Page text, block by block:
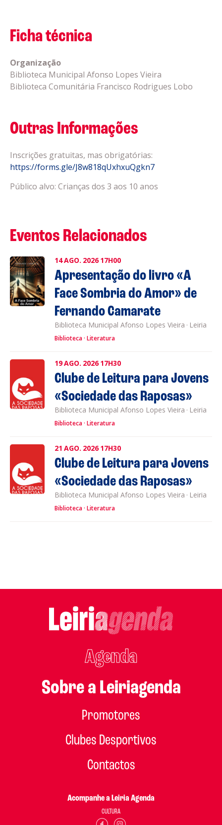
Ficha técnica
Organização
Biblioteca Municipal Afonso Lopes Vieira
Biblioteca Comunitária Francisco Rodrigues Lobo
Outras Informações
Inscrições gratuitas, mas obrigatórias:
https://forms.gle/J8w818qUxhxuQgkn7
Público alvo: Crianças dos 3 aos 10 anos
Eventos Relacionados
14AGO. 2026 17H00
Apresentação do livro «A
Face Sombria do Amor» de
Fernando Camarate
Biblioteca Municipal Afonso Lopes Vieira · Leiria
Biblioteca Literatura
19AGO. 2026 17H30
Clube de Leitura para Jovens
«Sociedade das Raposas»
Biblioteca Municipal Afonso Lopes Vieira · Leiria
Biblioteca Literatura
21 AGO. 2026 17H30
Clube de Leitura para Jovens
«Sociedade das Raposas»
Biblioteca Municipal Afonso Lopes Vieira · Leiria
Biblioteca Literatura
Agenda
Sobre a Leiriagenda
Promotores
Clubes Desportivos
Contactos
Acompanhe a Leiria Agenda
CULTURA